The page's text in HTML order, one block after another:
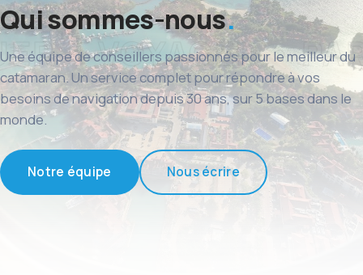
Qui sommes-nous
Une équipe de conseillers passionnés pour le meilleur du
catamaran. Un service complet pour répondre à vos
besoins de navigation depuis 30 ans, sur 5 bases dans le
monde.
Notre équipe Nous écrire